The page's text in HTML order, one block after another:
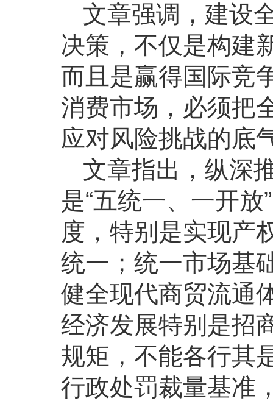
文章强调，建设
决策，不仅是构建
而且是赢得国际竞
消费市场，必须把
应对风险挑战的底
文章指出，纵深
是“五统一、一开放
度，特别是实现产
统一；统一市场基
健全现代商贸流通
经济发展特别是招
规矩，不能各行其
行政处罚裁量基准